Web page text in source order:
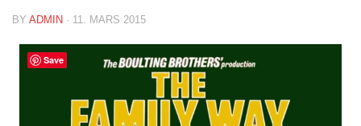
BY ADMIN · 11. MARS 2015
Save